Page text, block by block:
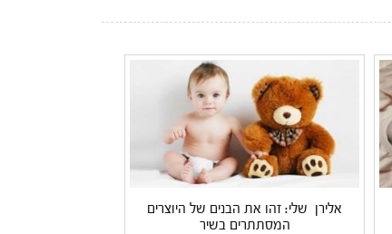
אלירן שלי: זהו את הבנים של היוצרים
המסתתרים בשיר